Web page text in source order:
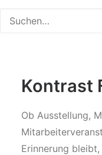
Kontrast
Ob Ausstellung,
Erinnerung